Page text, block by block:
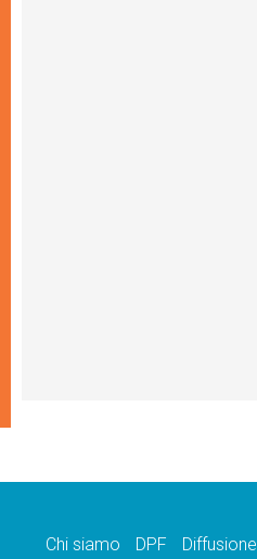
Chi siamo DPF Diffusione